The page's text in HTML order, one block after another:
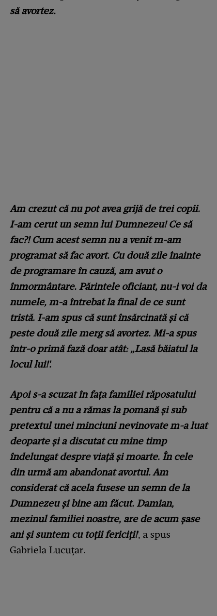
să avortez.
Am crezut că nu pot avea grijă de trei copii.
I-am cerut un semn lui Dumnezeu! Ce să
fac?! Cum acest semn nu a venit m-am
programat să fac avort. Cu două zile înainte
de programare în cauză, am avut o
înmormântare. Părintele oficiant, nu-i voi da
numele, m-a întrebat la final de ce sunt
tristă. I-am spus că sunt însărcinată și că
peste două zile merg să avortez. Mi-a spus
într-o primă fază doar atât: „Lasă băiatul la
locul lui!'.
Apoi s-a scuzat în fața familiei răposatului
pentru că a nu a rămas la pomană și sub
pretextul unei minciuni nevinovate m-a luat
deoparte și a discutat cu mine timp
îndelungat despre viață și moarte. În cele
din urmă am abandonat avortul. Am
considerat că acela fusese un semn de la
Dumnezeu și bine am făcut. Damian,
mezinul familiei noastre, are de acum șase
ani și suntem cu toții fericiți!', a spus
Gabriela Lucuțar.